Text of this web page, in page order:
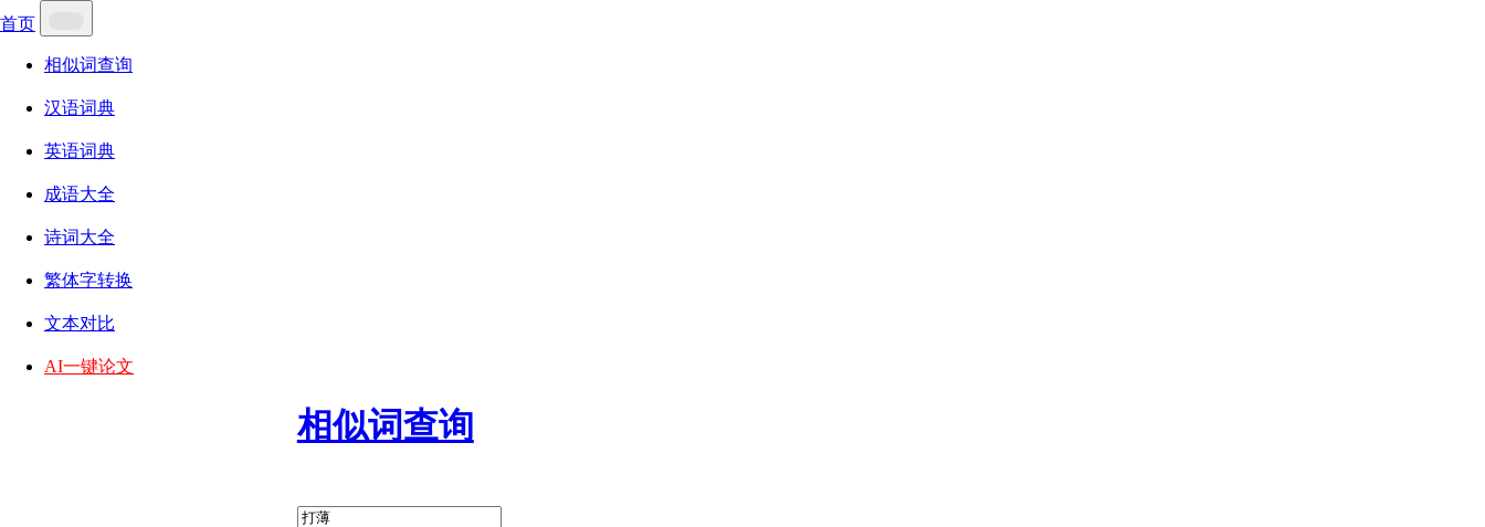
首页
相似词查询
汉语词典
英语词典
成语大全
诗词大全
繁体字转换
文本对比
AI一键论文
相似词查询